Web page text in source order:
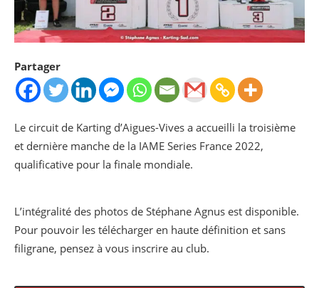
Partager
Le circuit de Karting d’Aigues-Vives a accueilli la troisième
et dernière manche de la IAME Series France 2022,
qualificative pour la finale mondiale.
L’intégralité des photos de Stéphane Agnus est disponible.
Pour pouvoir les télécharger en haute définition et sans
filigrane, pensez à vous inscrire au club.